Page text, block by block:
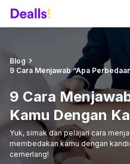
Blog
9 Cara Menjawab “Apa
9 Cara
Kamu Dengan
Yuk, simak dan pelajari cara
membedakan kamu dengan
cemerlang!